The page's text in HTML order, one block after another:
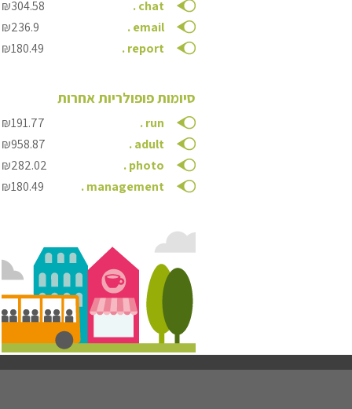
.chat
₪304.58
.email
₪236.9
.report
₪180.49
סיומות פופולריות אחרות
.run
₪191.77
.adult
₪958.87
.photo
₪282.02
.management
₪180.49